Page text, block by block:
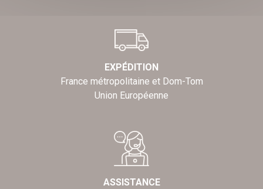
EXPÉDITION
France métropolitaine et Dom-Tom
Union Européenne
ASSISTANCE